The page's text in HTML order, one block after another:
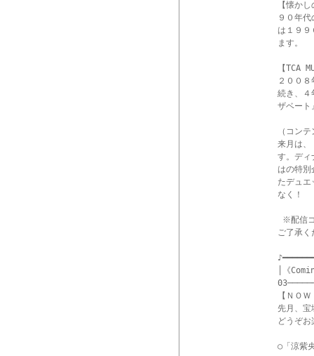
【懐か
９０年
は１９９
ます。
【TCA
２００
続き、４
ザベート
（コン
来月は、
す。ディ
はの特別
たデュエ
なく！
※配信
ご了承く
│《
【ＮＯ
先月、宝
どうぞお
○「涼紫